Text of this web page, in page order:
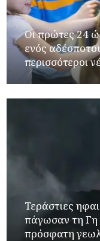
Οι πρώτες 24
ενός
περισσότεροι
Τεράστιες
πάγωσαν τη Γη
πρόσφατη